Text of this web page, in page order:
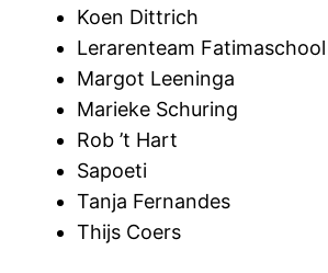
Koen Dittrich
Lerarenteam Fatimaschool
Margot Leeninga
Marieke Schuring
Rob ’t Hart
Sapoeti
Tanja Fernandes
Thijs Coers